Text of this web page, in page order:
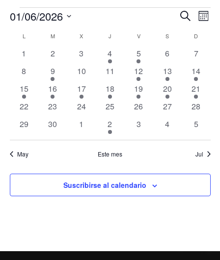
Eventos
vistas
de
BuscarMes
01/06/2026
fecha.
Calendario
Eventos
L MMARTES X MIÉRCOLES
J VVIERNES S D
0
1
0
2
0
3
1
evento
4
1
evento
5
0
6
0
7
0
8
1
evento
9
0
10
0
11
1
evento
12
1
evento
13
1
evento
14
2
eventos
15
1
evento
16
1
evento
17
1
evento
18
2
eventos
19
1
evento
20
1
evento
21
0
22
0
23
0
24
0
25
0
26
0
27
0
28
0
29
0
30
0
1
1
evento
2
0
3
0
4
0
5
May Este mes Jul
Suscribirse al calendario